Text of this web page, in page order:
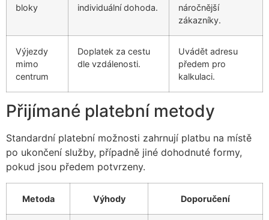
bloky
individuální dohoda.
náročnější
zákazníky.
Výjezdy
mimo
centrum
Doplatek za cestu
dle vzdálenosti.
Uvádět adresu
předem pro
kalkulaci.
Přijímané platební metody
Standardní platební možnosti zahrnují platbu na místě
po ukončení služby, případně jiné dohodnuté formy,
pokud jsou předem potvrzeny.
Metoda Výhody Doporučení